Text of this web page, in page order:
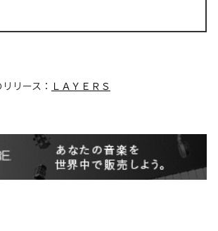
リース： ＬＡＹＥＲＳ